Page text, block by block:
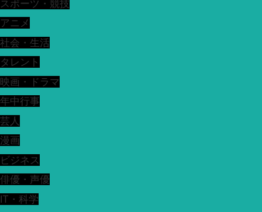
スポーツ・競技
アニメ
社会・生活
タレント
映画・ドラマ
年中行事
芸人
漫画
ビジネス
俳優・声優
IT・科学